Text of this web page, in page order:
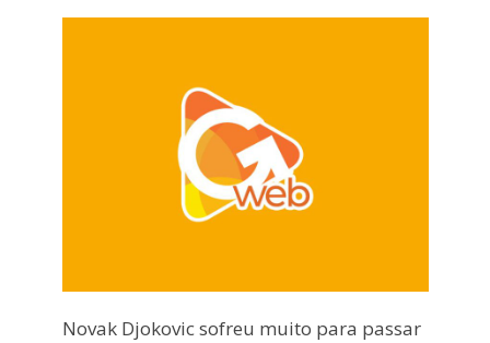
Novak Djokovic sofreu muito para passar